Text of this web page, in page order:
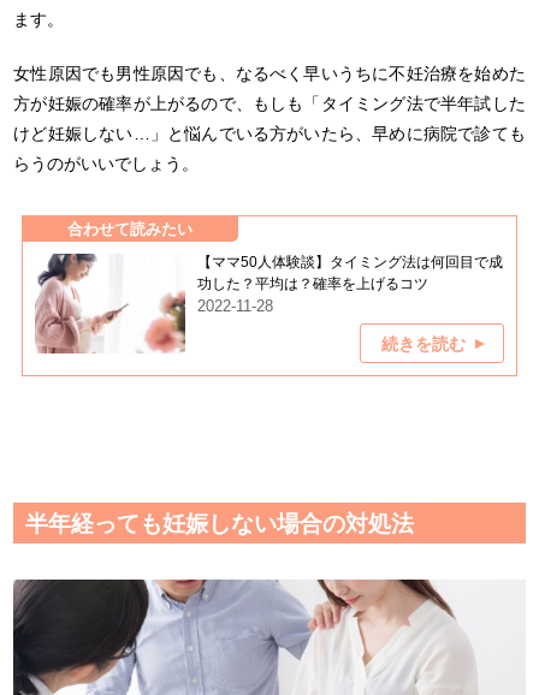
ます。
女性原因でも男性原因でも、なるべく早いうちに不妊治療を始めた
方が妊娠の確率が上がるので、もしも「タイミング法で半年試した
けど妊娠しない…」と悩んでいる方がいたら、早めに病院で診ても
らうのがいいでしょう。
合わせて読みたい
【ママ50人体験談】タイミング法は何回目で成
功した？平均は？確率を上げるコツ
2022-11-28
続きを読む
半年経っても妊娠しない場合の対処法